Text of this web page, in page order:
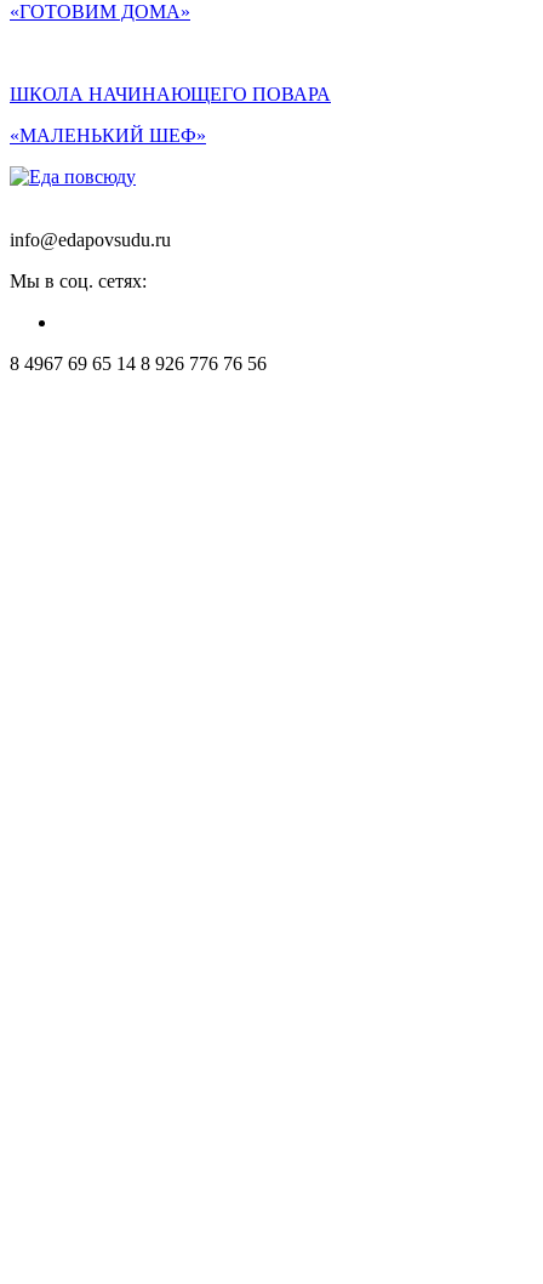
«ГОТОВИМ ДОМА»
ШКОЛА НАЧИНАЮЩЕГО ПОВАРА
«МАЛЕНЬКИЙ ШЕФ»
info@edapovsudu.ru
Мы в соц. сетях:
8 4967 69 65 14 8 926 776 76 56